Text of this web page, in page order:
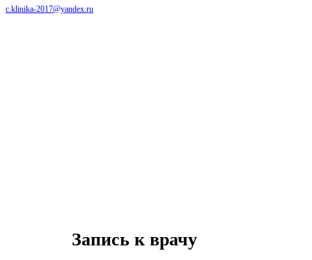
c.klinika-2017@yandex.ru
Запись к врачу